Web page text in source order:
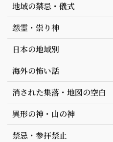
地域の禁忌・儀式
怨霊・祟り神
日本の地域別
海外の怖い話
消された集落・地図の空白
異形の神・山の神
禁忌・参拝禁止